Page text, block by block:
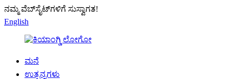
ನಮ್ಮ ವೆಬ್‌ಸೈಟ್‌ಗಳಿಗೆ ಸುಸ್ವಾಗತ!
English
ಮನೆ
ಉತ್ಪನ್ನಗಳು